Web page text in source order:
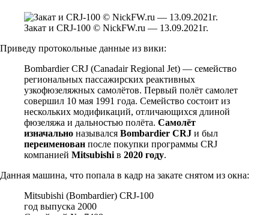
Закат и CRJ-100 © NickFW.ru — 13.09.2021г.
Приведу протокольные данные из вики:
Bombardier CRJ (Canadair Regional Jet) — семейство
региональных пассажирских реактивных
узкофюзеляжных самолётов. Первый полёт самолет
совершил 10 мая 1991 года. Семейство состоит из
нескольких модификаций, отличающихся длиной
фюзеляжа и дальностью полёта. Самолёт
изначально назывался Bombardier CRJ и был
переименован после покупки программы CRJ
компанией Mitsubishi в 2020 году.
Данная машина, что попала в кадр на закате снятом из окна:
Mitsubishi (Bombardier) CRJ-100
год выпуска 2000